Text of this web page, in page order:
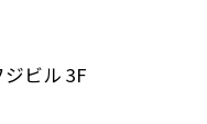
ビル 3F